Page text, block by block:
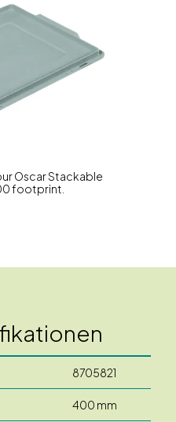
Oscar Stackable
footprint.
8705821
400 mm